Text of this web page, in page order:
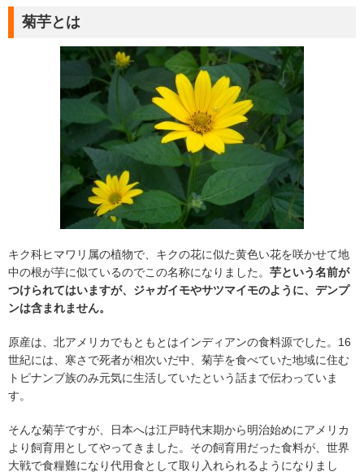
菊芋とは
キク科ヒマワリ属の植物で、キクの花に似た黄色い花を咲かせて地
中の根が芋に似ているのでこの名称になりました。 芋という名前が
つけられてはいますが、ジャガイモやサツマイモのように、デンプ
ンは含まれません。
原産は、北アメリカでもともとはインディアンの食料源でした。16
世紀には、寒さで死者が相次いだ中、菊芋を食べていた地域に住む
トピナンブ族のみ元気に生活していたという話まで伝わっていま
す。
そんな菊芋ですが、日本へは江戸時代末期から明治始めにアメリカ
より飼育用としてやってきました。その飼育用だった食料が、世界
大戦で食糧難になり代用食として取り入れられるようになりまし